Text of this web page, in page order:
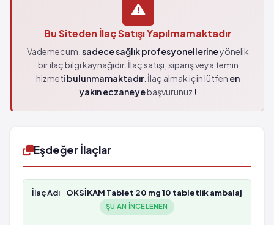
Bu Siteden İlaç Satışı Yapılmamaktadır
Vademecum, sadece sağlık profesyonellerineyönelik
bir ilaç bilgi kaynağıdır. İlaç satışı, sipariş veya temin
hizmeti bulunmamaktadır. İlaç almak için lütfen en
yakın eczaneyebaşvurunuz !
Eşdeğer İlaçlar
OKSİKAM Tablet 20 mg 10 tabletlik ambalaj
ŞU AN INCELENEN